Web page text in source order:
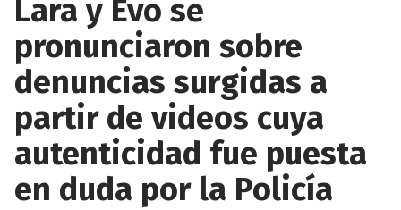
Lara y Evo se
pronunciaron sobre
denuncias surgidas a
partir de videos cuya
autenticidad fue puesta
en duda por la Policía